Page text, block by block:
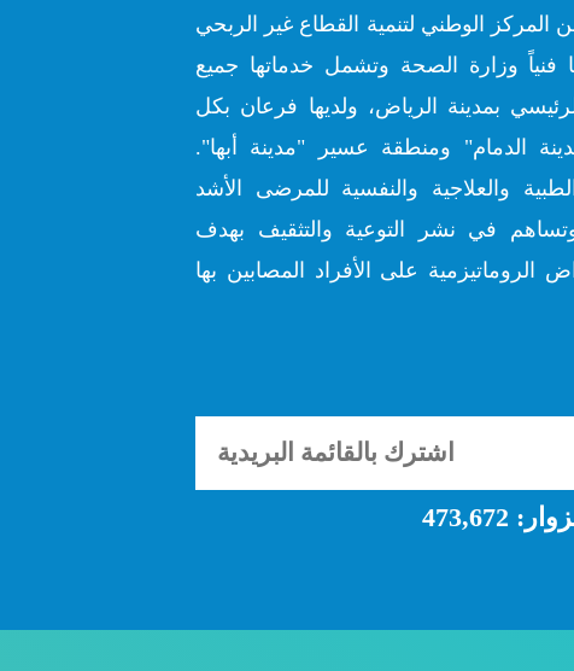
الوطني لتنمية القطاع غير الربحي
فنياً وزارة الصحة وتشمل خدماتها جميع
بمدينة الرياض، ولديها فرعان بكل
الدمام" ومنطقة عسير "مدينة أبها".
والعلاجية والنفسية للمرضى الأشد
وتساهم في نشر التوعية والتثقيف بهدف
الروماتيزمية على الأفراد المصابين بها
473,672